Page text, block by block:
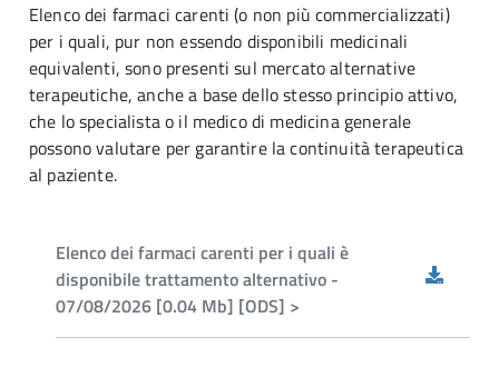
Elenco dei farmaci carenti (o non più commercializzati)
per i quali, pur non essendo disponibili medicinali
equivalenti, sono presenti sul mercato alternative
terapeutiche, anche a base dello stesso principio attivo,
che lo specialista o il medico di medicina generale
possono valutare per garantire la continuità terapeutica
al paziente.
Elenco dei farmaci carenti per i quali è
disponibile trattamento alternativo -
07/08/2026 [0.04 Mb] [ODS] >